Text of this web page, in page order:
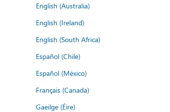
English (Australia)
English (Ireland)
English (South Africa)
Español (Chile)
Español (México)
Français (Canada)
Gaeilge (Éire)